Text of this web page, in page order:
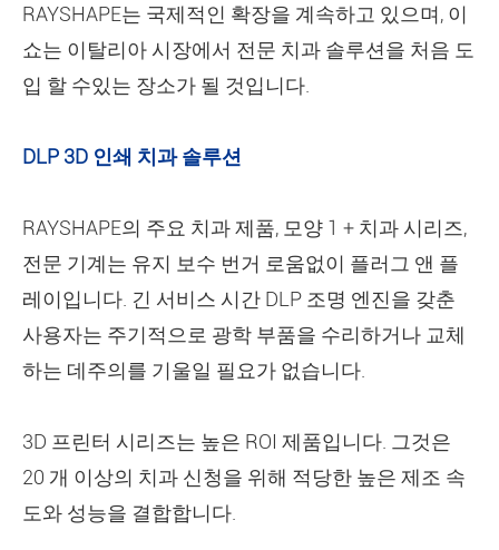
RAYSHAPE는 국제적인 확장을 계속하고 있으며, 이
쇼는 이탈리아 시장에서 전문 치과 솔루션을 처음 도
입 할 수있는 장소가 될 것입니다.
DLP 3D 인쇄 치과 솔루션
RAYSHAPE의 주요 치과 제품, 모양 1 + 치과 시리즈,
전문 기계는 유지 보수 번거 로움없이 플러그 앤 플
레이입니다. 긴 서비스 시간 DLP 조명 엔진을 갖춘
사용자는 주기적으로 광학 부품을 수리하거나 교체
하는 데주의를 기울일 필요가 없습니다.
3D 프린터 시리즈는 높은 ROI 제품입니다. 그것은
20 개 이상의 치과 신청을 위해 적당한 높은 제조 속
도와 성능을 결합합니다.